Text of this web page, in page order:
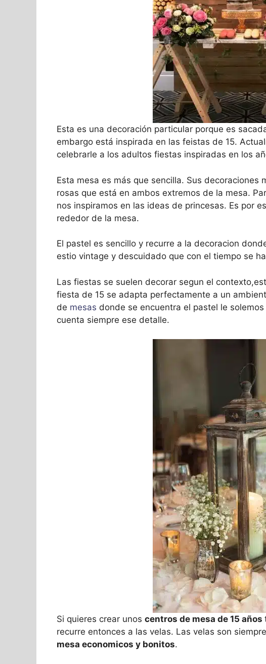
Esta es una decoración particular porque es
embargo está inspirada en las feistas de 15.
celebrarle a los adultos fiestas inspiradas en los
Esta mesa es más que sencilla. Sus decoraciones
rosas que está en ambos extremos de la mesa.
nos inspiramos en las ideas de princesas. Es por
rededor de la mesa.
El pastel es sencillo y recurre a la decoracion
estio vintage y descuidado que con el tiempo se
Las fiestas se suelen decorar segun el
fiesta de 15 se adapta perfectamente a un
de mesas donde se encuentra el pastel le
cuenta siempre ese detalle.
Si quieres crear unos centros de mesa de 15 años
recurre entonces a las velas. Las velas son
mesa economicos y bonitos.